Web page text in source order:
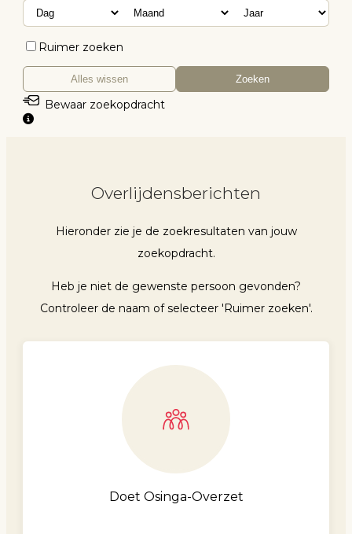
Ruimer zoeken
Alles wissen Zoeken
Bewaar zoekopdracht
Overlijdensberichten
Hieronder zie je de zoekresultaten van jouw
zoekopdracht.
Heb je niet de gewenste persoon gevonden?
Controleer de naam of selecteer 'Ruimer zoeken'.
Doet Osinga-Overzet